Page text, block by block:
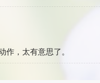
作，太有意思了。